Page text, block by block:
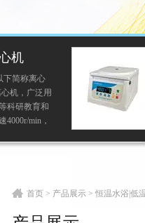
机
下简称离心
机，广泛用
科研教育和
4000r/min，
首页 > 产品展示 > 恒温水浴|低